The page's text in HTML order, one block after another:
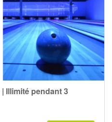
| Illimité pendant 3